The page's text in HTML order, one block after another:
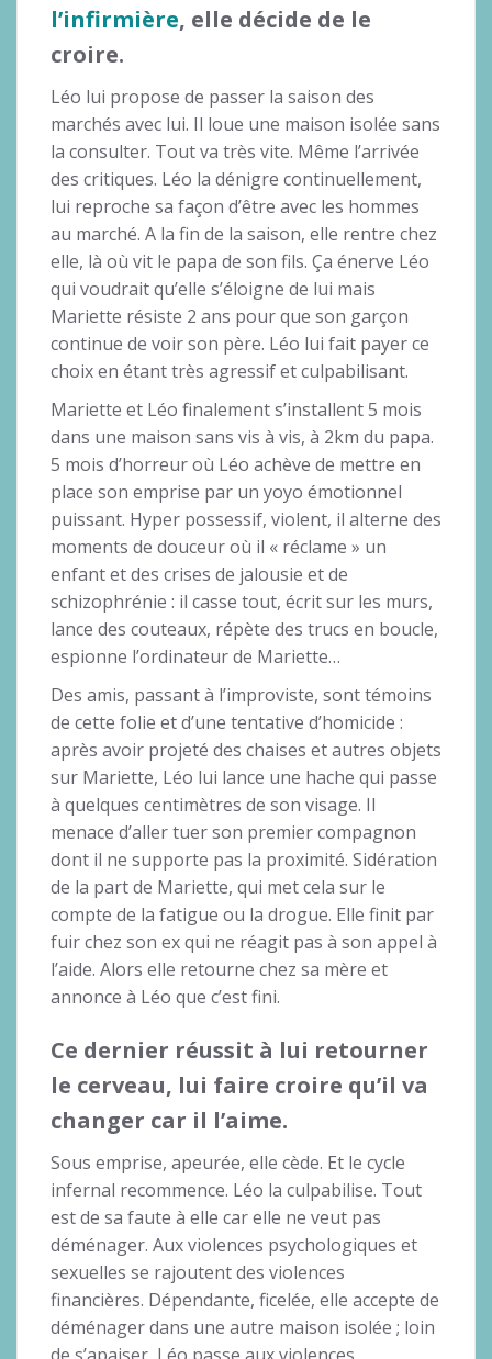
l’infirmière, elle décide de le
croire.
Léo lui propose de passer la saison des
marchés avec lui. Il loue une maison isolée sans
la consulter. Tout va très vite. Même l’arrivée
des critiques. Léo la dénigre continuellement,
lui reproche sa façon d’être avec les hommes
au marché. A la fin de la saison, elle rentre chez
elle, là où vit le papa de son fils. Ça énerve Léo
qui voudrait qu’elle s’éloigne de lui mais
Mariette résiste 2 ans pour que son garçon
continue de voir son père. Léo lui fait payer ce
choix en étant très agressif et culpabilisant.
Mariette et Léo finalement s’installent 5 mois
dans une maison sans vis à vis, à 2km du papa.
5 mois d’horreur où Léo achève de mettre en
place son emprise par un yoyo émotionnel
puissant. Hyper possessif, violent, il alterne des
moments de douceur où il « réclame » un
enfant et des crises de jalousie et de
schizophrénie : il casse tout, écrit sur les murs,
lance des couteaux, répète des trucs en boucle,
espionne l’ordinateur de Mariette…
Des amis, passant à l’improviste, sont témoins
de cette folie et d’une tentative d’homicide :
après avoir projeté des chaises et autres objets
sur Mariette, Léo lui lance une hache qui passe
à quelques centimètres de son visage. Il
menace d’aller tuer son premier compagnon
dont il ne supporte pas la proximité. Sidération
de la part de Mariette, qui met cela sur le
compte de la fatigue ou la drogue. Elle finit par
fuir chez son ex qui ne réagit pas à son appel à
l’aide. Alors elle retourne chez sa mère et
annonce à Léo que c’est fini.
Ce dernier réussit à lui retourner
le cerveau, lui faire croire qu’il va
changer car il l’aime.
Sous emprise, apeurée, elle cède. Et le cycle
infernal recommence. Léo la culpabilise. Tout
est de sa faute à elle car elle ne veut pas
déménager. Aux violences psychologiques et
sexuelles se rajoutent des violences
financières. Dépendante, ficelée, elle accepte de
déménager dans une autre maison isolée ; loin